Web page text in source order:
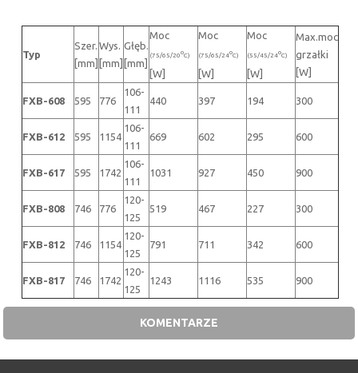
Typ
Szer.
[mm]
Wys.
[mm]
Głęb.
[mm]
Moc
(75/65/20oC)
[W]
Moc
(75/65/24oC)
[W]
Moc
(55/45/24oC)
[W]
Max.moc
grzałki
[W]
FXB-608 595 776
106-
111
440 397 194 300
FXB-612 595 1154
106-
111
669 602 295 600
FXB-617 595 1742
106-
111
1031 927 450 900
FXB-808 746 776
120-
125
519 467 227 300
FXB-812 746 1154
120-
125
791 711 342 600
FXB-817 746 1742
120-
125
1243 1116 535 900
KOMENTARZE